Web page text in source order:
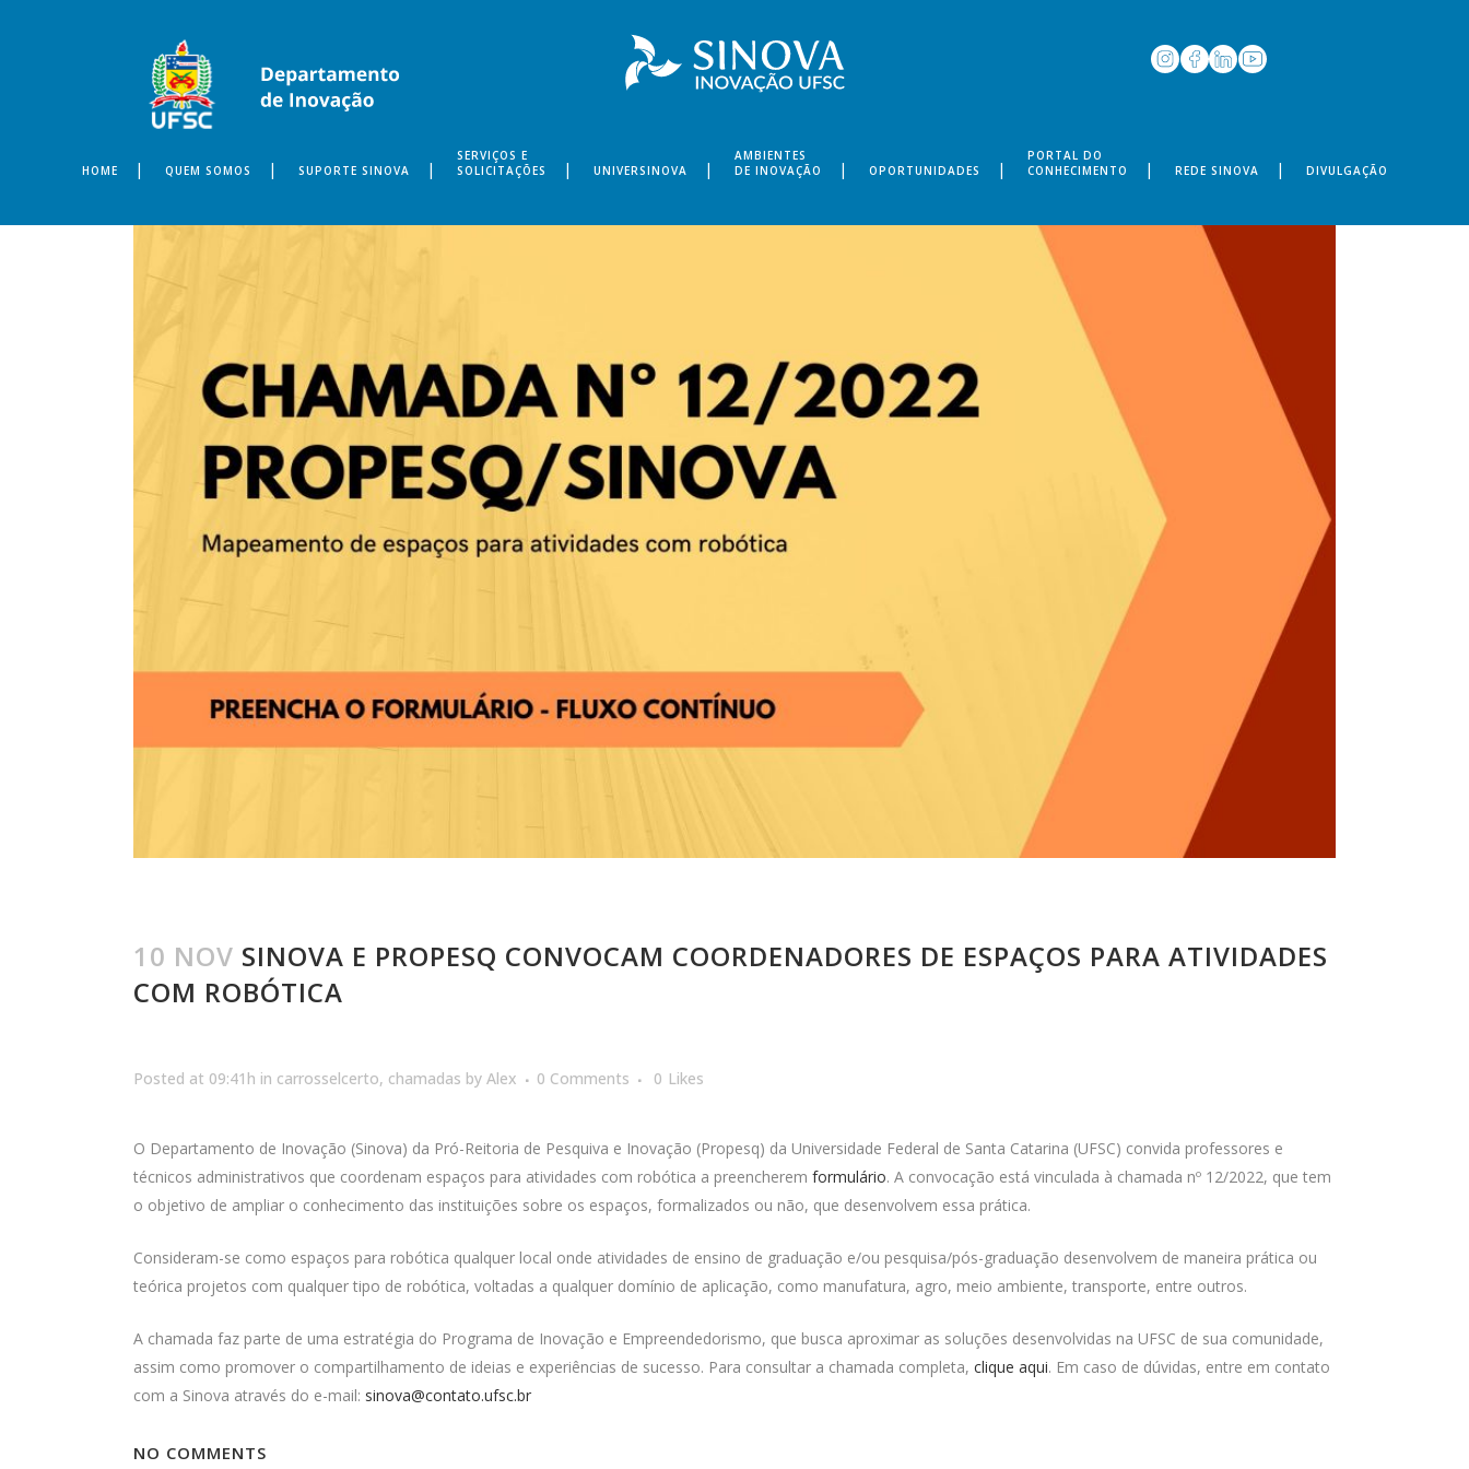
HOME QUEM SOMOS SUPORTE SINOVA
SERVIÇOS E
SOLICITAÇÕES
UNIVERSINOVA
AMBIENTES
DE INOVAÇÃO
OPORTUNIDADES
PORTAL DO
CONHECIMENTO
REDE SINOVA DIVULGAÇÃO
10 NOV SINOVA E PROPESQ CONVOCAM COORDENADORES DE ESPAÇOS PARA ATIVIDADES
COM ROBÓTICA
Posted at 09:41h in carrosselcerto, chamadas by Alex 0 Comments 0 Likes
O Departamento de Inovação (Sinova) da Pró-Reitoria de Pesquiva e Inovação (Propesq) da Universidade Federal de Santa Catarina (UFSC) convida professores e
técnicos administrativos que coordenam espaços para atividades com robótica a preencherem formulário. A convocação está vinculada à chamada nº 12/2022, que tem
o objetivo de ampliar o conhecimento das instituições sobre os espaços, formalizados ou não, que desenvolvem essa prática.
Consideram-se como espaços para robótica qualquer local onde atividades de ensino de graduação e/ou pesquisa/pós-graduação desenvolvem de maneira prática ou
teórica projetos com qualquer tipo de robótica, voltadas a qualquer domínio de aplicação, como manufatura, agro, meio ambiente, transporte, entre outros.
A chamada faz parte de uma estratégia do Programa de Inovação e Empreendedorismo, que busca aproximar as soluções desenvolvidas na UFSC de sua comunidade,
assim como promover o compartilhamento de ideias e experiências de sucesso. Para consultar a chamada completa, clique aqui. Em caso de dúvidas, entre em contato
com a Sinova através do e-mail: sinova@contato.ufsc.br
NO COMMENTS